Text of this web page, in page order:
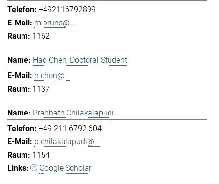
+492116792899
m.bruns@...
1162
Hao Chen, Doctoral Student
h.chen@...
1137
Prabhath Chilakalapudi
+49 211 6792 604
p.chilakalapudi@...
1154
Google Scholar